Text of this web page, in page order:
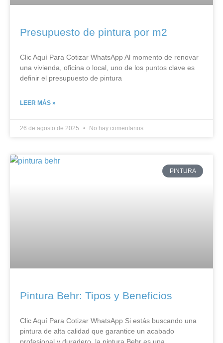
Presupuesto de pintura por m2
Clic Aquí Para Cotizar​ WhatsApp Al momento de renovar
una vivienda, oficina o local, uno de los puntos clave es
definir el presupuesto de pintura
LEER MÁS »
26 de agosto de 2025 No hay comentarios
PINTURA
Pintura Behr: Tipos y Beneficios
Clic Aquí Para Cotizar​ WhatsApp Si estás buscando una
pintura de alta calidad que garantice un acabado
profesional y duradero, la pintura Behr es una